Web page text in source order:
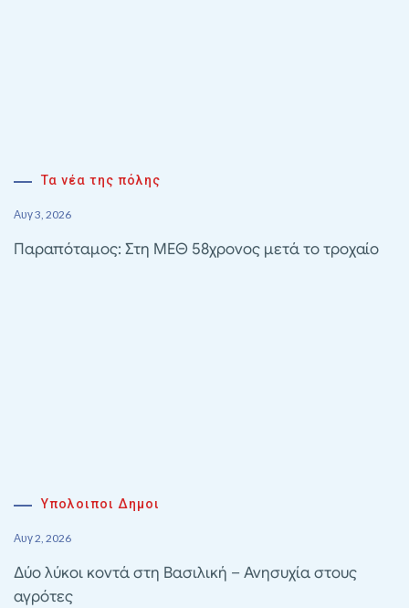
Τα νέα της πόλης
Αυγ 3, 2026
Παραπόταμος: Στη ΜΕΘ 58χρονος μετά το τροχαίο
Υπολοιποι Δημοι
Αυγ 2, 2026
Δύο λύκοι κοντά στη Βασιλική – Ανησυχία στους
αγρότες